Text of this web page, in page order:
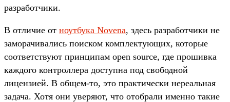
разработчики.
В отличие от ноутбука Novena, здесь разработчики не
заморачивались поиском комплектующих, которые
соответствуют принципам open source, где прошивка
каждого контроллера доступна под свободной
лицензией. В общем-то, это практически нереальная
задача. Хотя они уверяют, что отобрали именно такие